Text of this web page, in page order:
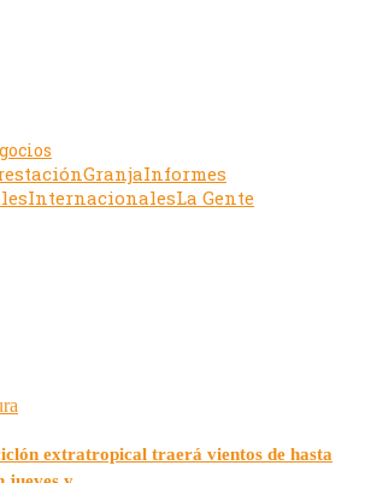
GranjaInformes
InternacionalesLa Gente
extratropical traerá vientos de hasta